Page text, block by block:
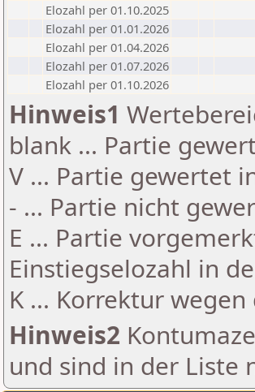
Elozahl per 01.10.2025
Elozahl per 01.01.2026
Elozahl per 01.04.2026
Elozahl per 01.07.2026
Elozahl per 01.10.2026
Hinweis1
blank ... Partie
V ... Partie gewertet
- ... Partie nicht
E ... Partie
Einstiegselozahl in
K ... Korrektur
Hinweis2
und sind in der Liste